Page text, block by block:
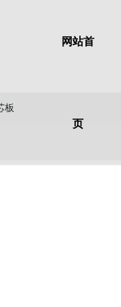
网站首
页
板